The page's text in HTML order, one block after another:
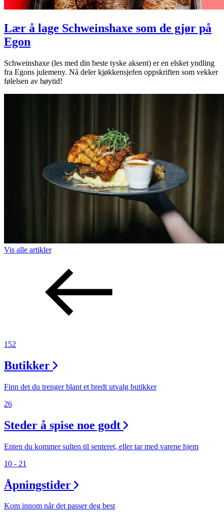
Lær å lage Schweinshaxe som de gjør på
Egon
Schweinshaxe (les med din beste tyske aksent) er en elsket yndling
fra Egons julemeny. Nå deler kjøkkensjefen oppskriften som vekker
følelsen av høytid!
Vis alle artikler
152
Butikker
Finn det du trenger blant et bredt utvalg butikker
26
Steder å spise noe godt
Enten du kommer sulten til senteret, eller tar med varene hjem
10 - 21
Åpningstider
Kom innom når det passer deg best